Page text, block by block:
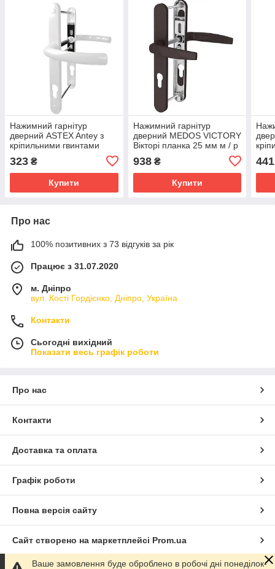
Нажимний гарнітур
дверний ASTEX Antey з
кріпильними гвинтами
DHS 92/26/16 колір білий
RAL 9016
323 ₴
Купити
Нажимний гарнітур
дверний MEDOS VICTORY
Вікторі планка 25 мм м / р
коричневий RAL 8019
938₴
Купити
441
Про нас
100% позитивних з 73 відгуків за рік
Працює з 31.07.2020
м. Дніпро
вул. Кості Гордієнко, Дніпро, Україна
Контакти
Сьогодні вихідний
Показати весь графік роботи
Про нас
Контакти
Доставка та оплата
Графік роботи
Повна версія сайту
Сайт створено на маркетплейсі Prom.ua
Ваше замовлення буде оброблено в робочі дні понеділок-